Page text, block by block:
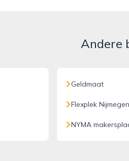
Andere
Geldmaat
Flexplek Nijmegen
NYMA